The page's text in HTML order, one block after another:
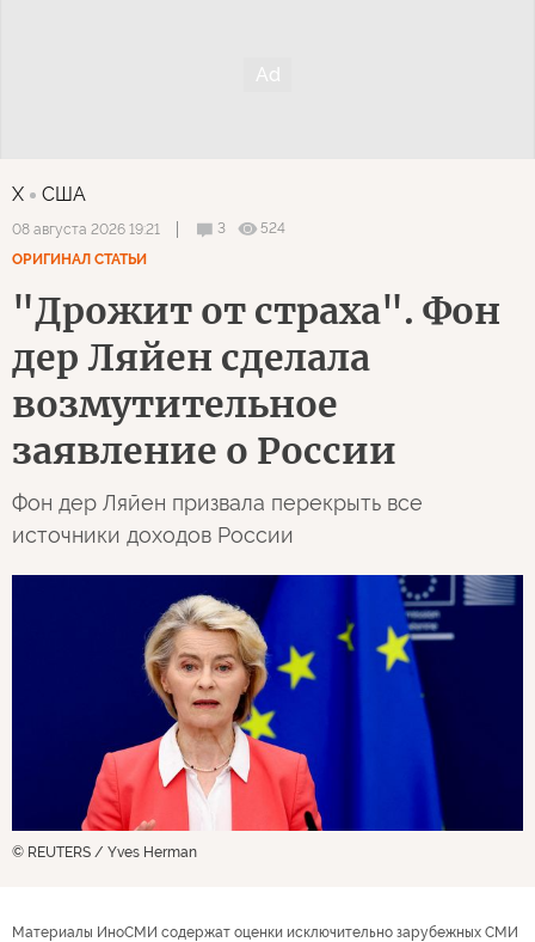
X США
08 августа 2026 19:21 3
524
ОРИГИНАЛ СТАТЬИ
"Дрожит от страха". Фон
дер Ляйен сделала
возмутительное
заявление о России
Фон дер Ляйен призвала перекрыть все
источники доходов России
© REUTERS / Yves Herman
Материалы ИноСМИ содержат оценки исключительно зарубежных СМИ